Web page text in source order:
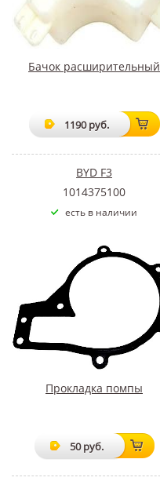
Бачок расширительный
1190 руб.
BYD F3
1014375100
есть в наличии
Прокладка помпы
50 руб.